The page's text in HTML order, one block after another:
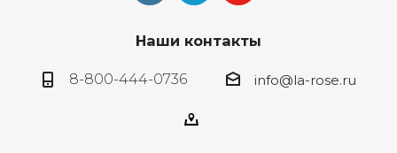
Наши контакты
8-800-444-0736 info@la-rose.ru